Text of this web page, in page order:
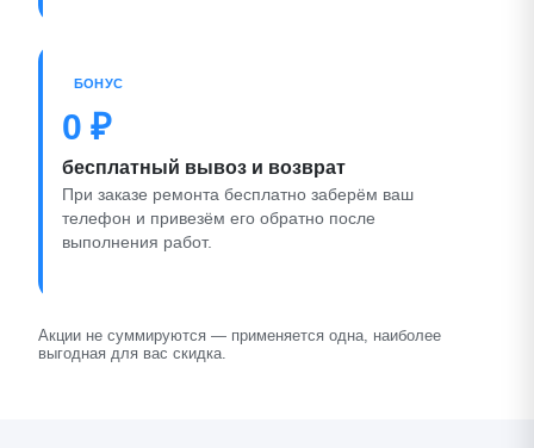
БОНУС
0 ₽
бесплатный вывоз и возврат
При заказе ремонта бесплатно заберём ваш
телефон и привезём его обратно после
выполнения работ.
Акции не суммируются — применяется одна, наиболее
выгодная для вас скидка.